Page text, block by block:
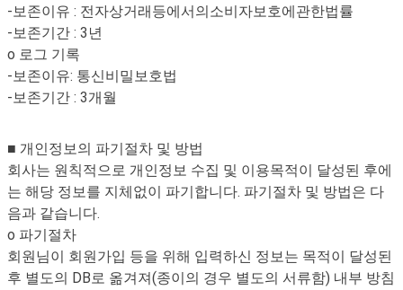
-보존이유 : 전자상거래등에서의소비자보호에관한법률
-보존기간 : 3년
o 로그 기록
-보존이유: 통신비밀보호법
-보존기간 : 3개월
■ 개인정보의 파기절차 및 방법
회사는 원칙적으로 개인정보 수집 및 이용목적이 달성된 후에
는 해당 정보를 지체없이 파기합니다. 파기절차 및 방법은 다
음과 같습니다.
o 파기절차
회원님이 회원가입 등을 위해 입력하신 정보는 목적이 달성된
후 별도의 DB로 옮겨져(종이의 경우 별도의 서류함) 내부 방침